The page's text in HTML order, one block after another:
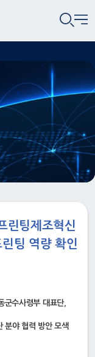
린팅제조혁신
팅 역량 확인
군수사령부 대표단,
분야 협력 방안 모색